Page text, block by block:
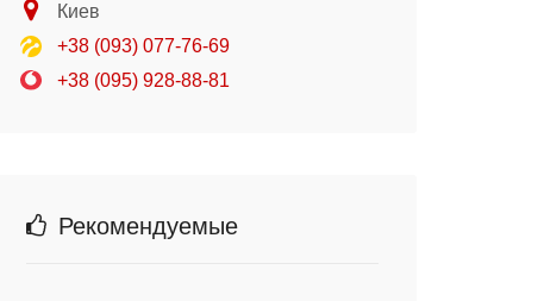
Киев
+38 (093) 077-76-69
+38 (095) 928-88-81
Рекомендуемые